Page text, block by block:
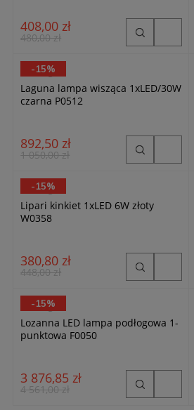
408,00 zł
480,00 zł
MaxLight
Laguna lampa wisząca 1xLED/30W
czarna P0512
892,50 zł
1 050,00 zł
-15%
MaxLight
Lipari kinkiet 1xLED 6W złoty
W0358
380,80 zł
448,00 zł
-15%
MaxLight
Lozanna LED lampa podłogowa 1-
punktowa F0050
3 876,85 zł
4 561,00 zł
-15%